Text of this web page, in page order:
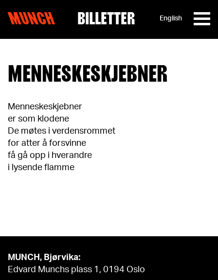
MUNCH BILLETTER English
MENNESKESKJEBNER
Menneskeskjebner
er som klodene
De møtes i verdensrommet
for atter å forsvinne
få gå opp i hverandre
i lysende flamme
MUNCH, Bjørvika:
Edvard Munchs plass 1, 0194 Oslo